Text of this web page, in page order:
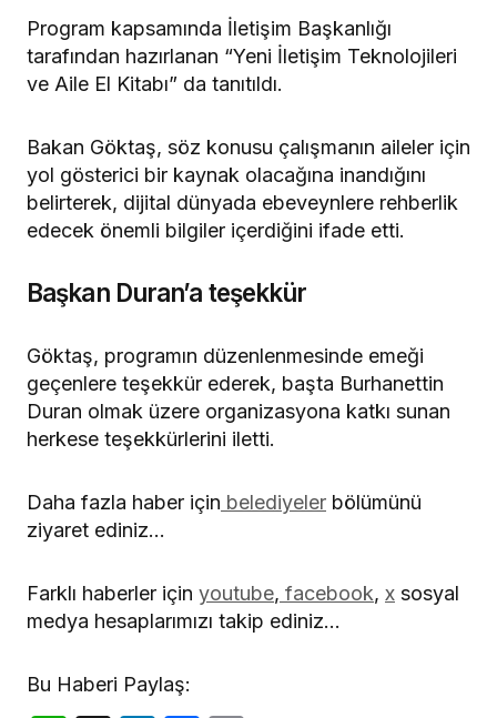
Program kapsamında İletişim Başkanlığı
tarafından hazırlanan “Yeni İletişim Teknolojileri
ve Aile El Kitabı” da tanıtıldı.
Bakan Göktaş, söz konusu çalışmanın aileler için
yol gösterici bir kaynak olacağına inandığını
belirterek, dijital dünyada ebeveynlere rehberlik
edecek önemli bilgiler içerdiğini ifade etti.
Başkan Duran’a teşekkür
Göktaş, programın düzenlenmesinde emeği
geçenlere teşekkür ederek, başta Burhanettin
Duran olmak üzere organizasyona katkı sunan
herkese teşekkürlerini iletti.
Daha fazla haber için belediyeler bölümünü
ziyaret ediniz…
Farklı haberler için youtube, facebook, x sosyal
medya hesaplarımızı takip ediniz…
Bu Haberi Paylaş: